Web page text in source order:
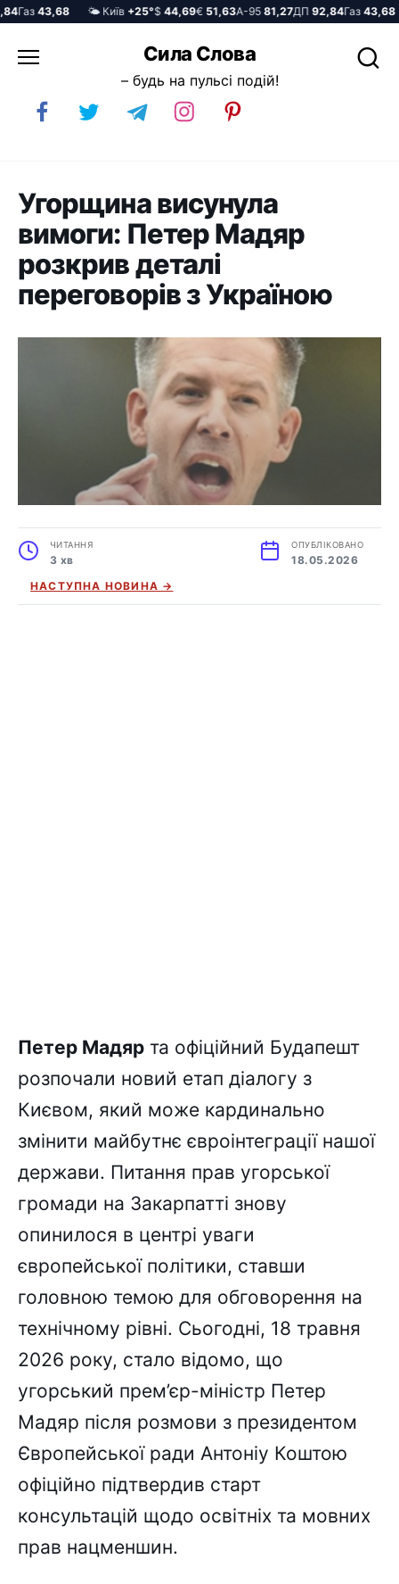
Газ43,68 🌤️ Київ+25°$44,69€51,63А-9581,27ДП92,84Газ43,68
до
Сила Слова
– будь на пульсі подій!
Угорщина висунула
вимоги: Петер Мадяр
розкрив деталі
переговорів з Україною
ЧИТАННЯ
3 хв
ОПУБЛІКОВАНО
18.05.2026
НАСТУПНА НОВИНА →
Петер Мадяр та офіційний Будапешт
розпочали новий етап діалогу з
Києвом, який може кардинально
змінити майбутнє євроінтеграції нашої
держави. Питання прав угорської
громади на Закарпатті знову
опинилося в центрі уваги
європейської політики, ставши
головною темою для обговорення на
технічному рівні. Сьогодні, 18 травня
2026 року, стало відомо, що
угорський прем’єр-міністр Петер
Мадяр після розмови з президентом
Європейської ради Антоніу Коштою
офіційно підтвердив старт
консультацій щодо освітніх та мовних
прав нацменшин.